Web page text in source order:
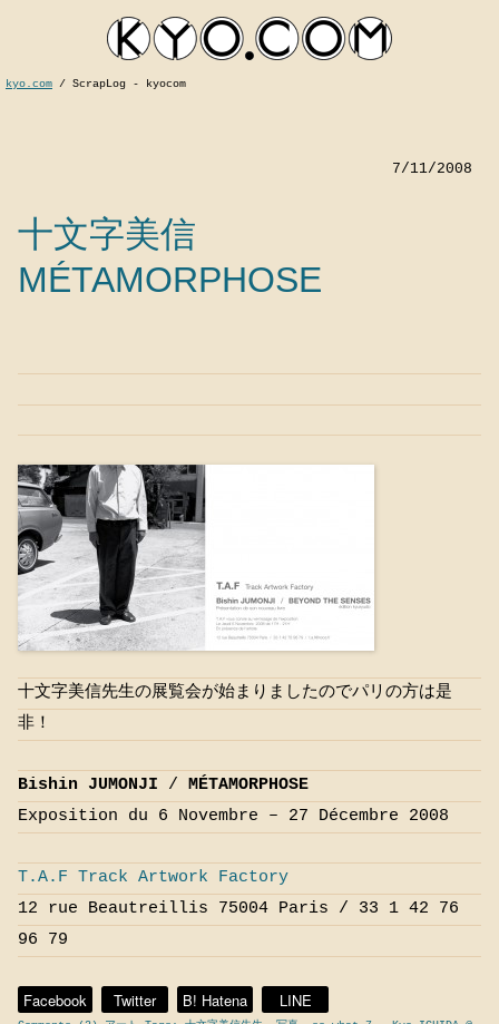
kyo.com / ScrapLog - kyocom
7/11/2008
十文字美信
MÉTAMORPHOSE
十文字美信先生の展覧会が始まりましたのでパリの方は是
非！
Bishin JUMONJI / MÉTAMORPHOSE
Exposition du 6 Novembre – 27 Décembre 2008
T.A.F Track Artwork Factory
12 rue Beautreillis 75004 Paris / 33 1 42 76
96 79
Facebook Twitter B! Hatena LINE